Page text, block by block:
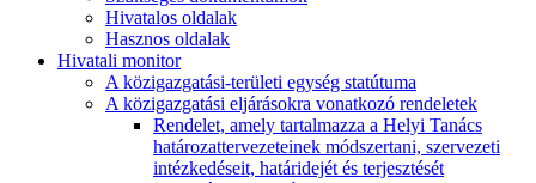
Hivatalos oldalak
Hasznos oldalak
Hivatali monitor
A közigazgatási-területi egység statútuma
A közigazgatási eljárásokra vonatkozó rendeletek
Rendelet, amely tartalmazza a Helyi Tanács
határozattervezeteinek módszertani, szervezeti
intézkedéseit, határidejét és terjesztését